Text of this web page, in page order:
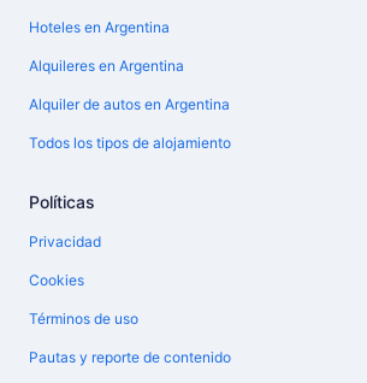
Hoteles en Argentina
Alquileres en Argentina
Alquiler de autos en Argentina
Todos los tipos de alojamiento
Políticas
Privacidad
Cookies
Términos de uso
Pautas y reporte de contenido